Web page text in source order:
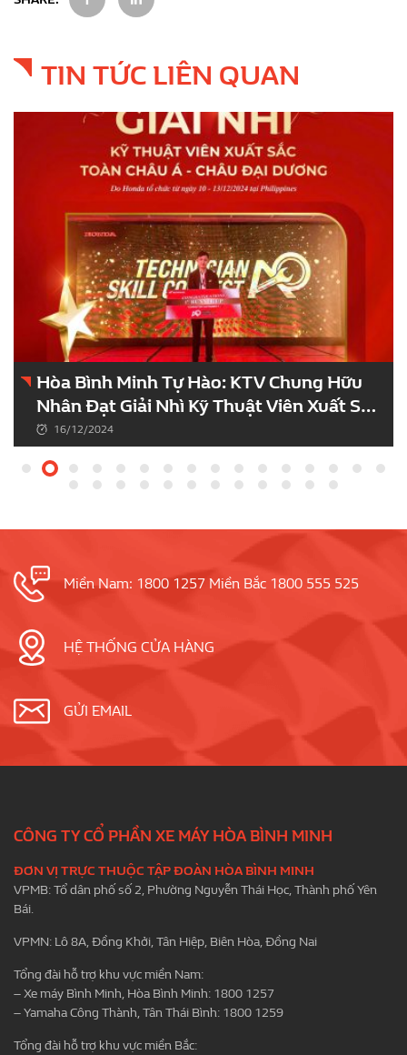
TIN TỨC LIÊN QUAN
Hòa Bình Minh Tự Hào: KTV Chung Hữu
Nhân Đạt Giải Nhì Kỹ Thuật Viên Xuất Sắc
Châu Á – Châu Đại Dương
16/12/2024
Miền Nam: 1800 1257 Miền Bắc 1800 555 525
HỆ THỐNG CỬA HÀNG
GỬI EMAIL
CÔNG TY CỔ PHẦN XE MÁY HÒA BÌNH MINH
ĐƠN VỊ TRỰC THUỘC TẬP ĐOÀN HÒA BÌNH MINH
VPMB: Tổ dân phố số 2, Phường Nguyễn Thái Học, Thành phố Yên
Bái.
VPMN: Lô 8A, Đồng Khởi, Tân Hiệp, Biên Hòa, Đồng Nai
Tổng đài hỗ trợ khu vực miền Nam:
– Xe máy Bình Minh, Hòa Bình Minh: 1800 1257
– Yamaha Công Thành, Tân Thái Bình: 1800 1259
Tổng đài hỗ trợ khu vực miền Bắc: